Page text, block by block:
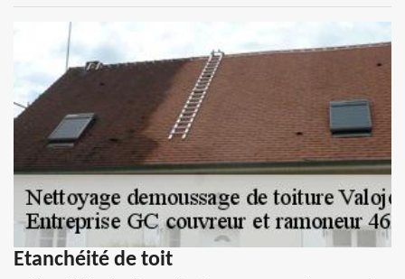
Etanchéité de toit